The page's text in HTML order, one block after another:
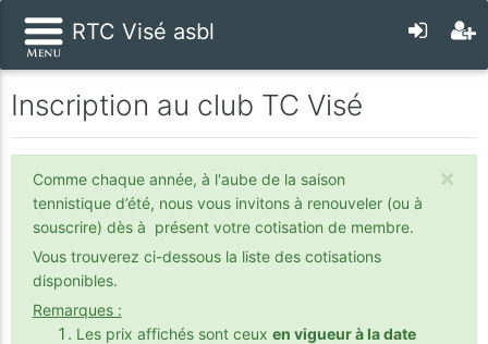
RTC Visé asbl
Inscription au club TC Visé
×
Comme chaque année, à l'aube de la saison
tennistique d’été, nous vous invitons à renouveler (ou à
souscrire) dès à présent votre cotisation de membre.
Vous trouverez ci-dessous la liste des cotisations
disponibles.
Remarques :
Les prix affichés sont ceux en vigueur à la date